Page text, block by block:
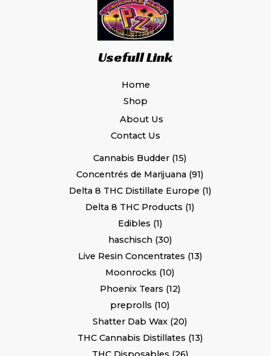
Usefull Link
Home
Shop
About Us
Contact Us
Cannabis Budder 15
Concentrés de Marijuana 91
Delta 8 THC Distillate Europe 1
Delta 8 THC Products 1
Edibles 1
haschisch 30
Live Resin Concentrates 13
Moonrocks 10
Phoenix Tears 12
preprolls 10
Shatter Dab Wax 20
THC Cannabis Distillates 13